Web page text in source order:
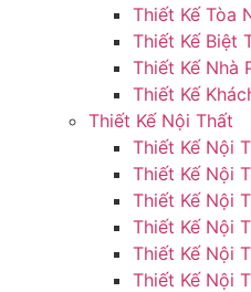
Thiết Kế Tòa
Thiết Kế Biệt
Thiết Kế Nhà
Thiết Kế
Thiết Kế Nội Thất
Thiết Kế Nội
Thiết Kế Nội
Thiết Kế Nội
Thiết Kế Nội
Thiết Kế Nội
Thiết Kế Nội